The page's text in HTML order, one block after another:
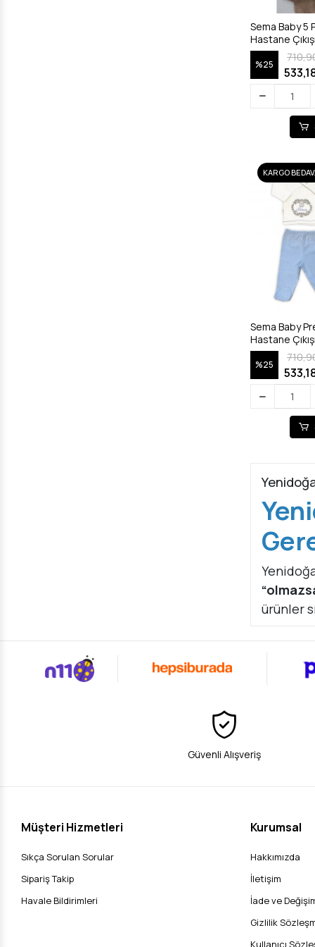
Sema Baby 5
Hastane
%25
KARGO
Sema Baby
Hastane
%25
ürünler
İlk
• 3
•
Uyarı:
Bez
Güvenli Alışveriş
Müşteri Hizmetleri
Sıkça Sorulan Sorular
Sipariş Takip
Havale Bildirimleri
Kurumsal
Hakkımızda
İletişim
İade ve
Gizlilik
Kullanıcı